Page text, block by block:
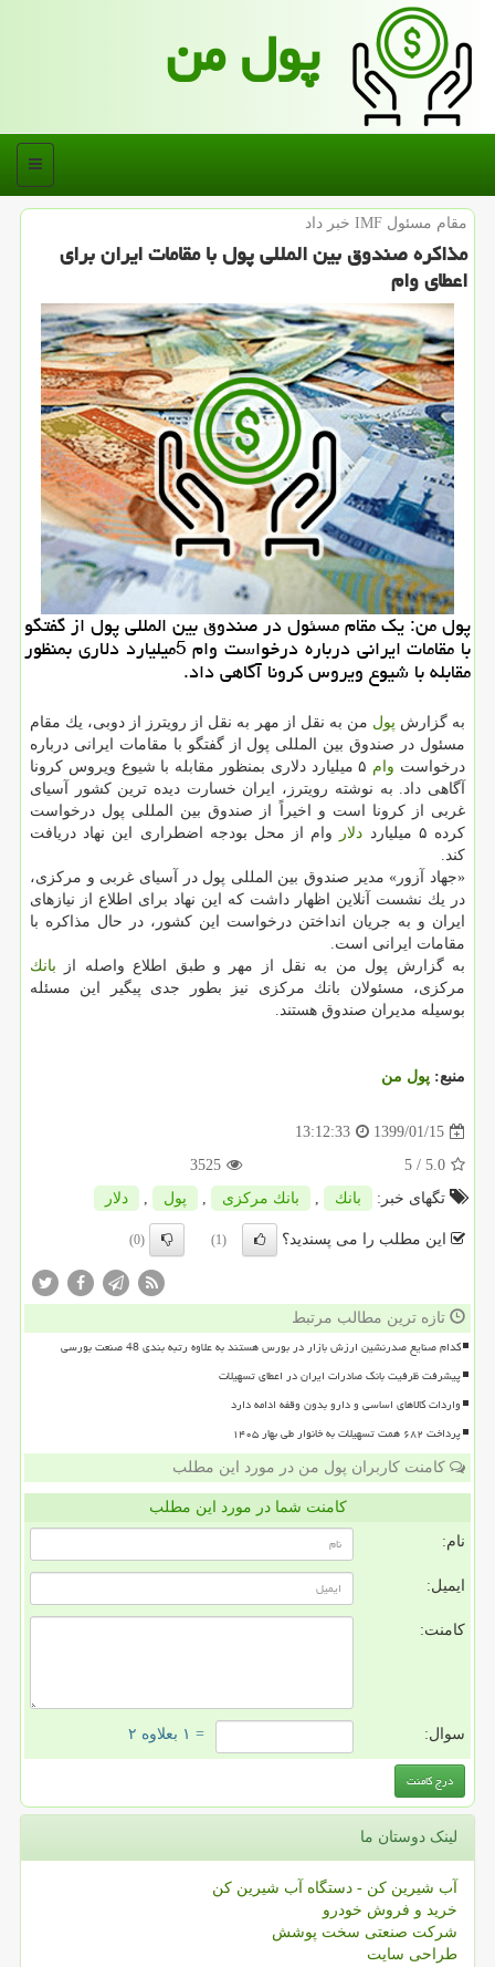
پول من
منو
مقام مسئول IMF خبر داد
مذاكره صندوق بین المللی پول با مقامات ایران برای
اعطای وام
پول من: یك مقام مسئول در صندوق بین المللی پول از گفتگو
با مقامات ایرانی درباره درخواست وام 5میلیارد دلاری بمنظور
مقابله با شیوع ویروس كرونا آگاهی داد.
به گزارش پول من به نقل از مهر به نقل از رویترز از دوبی، یك مقام
مسئول در صندوق بین المللی پول از گفتگو با مقامات ایرانی درباره
درخواست وام
۵ میلیارد دلاری بمنظور مقابله با شیوع ویروس كرونا
آگاهی داد. به نوشته رویترز، ایران خسارت دیده ترین كشور آسیای
غربی از كرونا است و اخیراً از صندوق بین المللی پول درخواست
كرده ۵ میلیارد
دلار
وام از محل بودجه اضطراری این نهاد دریافت
كند.
«جهاد آزور» مدیر صندوق بین المللی پول در آسیای غربی و مركزی،
در یك نشست آنلاین اظهار داشت كه این نهاد برای اطلاع از نیازهای
ایران و به جریان انداختن درخواست این كشور، در حال مذاكره با
مقامات ایرانی است.
به گزارش پول من به نقل از مهر و طبق اطلاع واصله از بانك
مركزی، مسئولان بانك مركزی نیز بطور جدی پیگیر این مسئله
بوسیله مدیران صندوق هستند.
منبع: پول من
1399/01/15
13:12:33
5.0
/ 5
3525
تگهای خبر:
بانك , بانك مركزی , پول , دلار
این مطلب را می پسندید؟ (1)
(0)
تازه ترین مطالب مرتبط
کدام صنایع صدرنشین ارزش بازار در بورس هستند به علاوه رتبه بندی 48 صنعت بورسی
پیشرفت ظرفیت بانک صادرات ایران در اعطای تسهیلات
واردات کالاهای اساسی و دارو بدون وقفه ادامه دارد
پرداخت ۶۸۲ همت تسهیلات به خانوار طی بهار ۱۴۰۵
کامنت کاربران پول من در مورد این مطلب
کامنت شما در مورد این مطلب
نام:
ایمیل:
کامنت:
سوال: = ۱ بعلاوه ۲
لینک دوستان ما
آب شیرین کن - دستگاه آب شیرین کن
خرید و فروش خودرو
شرکت صنعتی سخت پوشش
طراحی سایت